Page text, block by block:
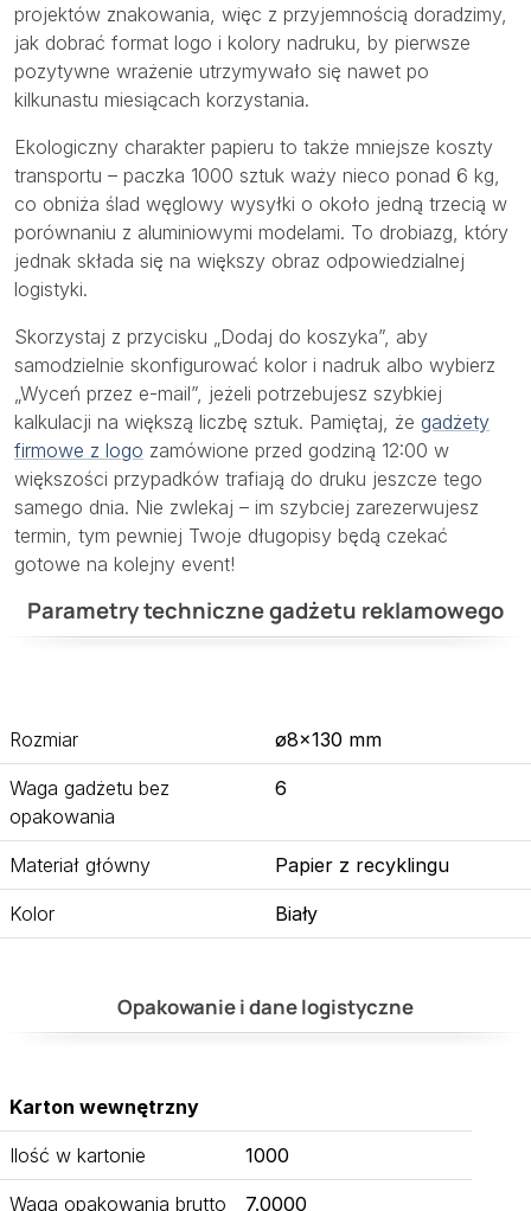
projektów znakowania, więc z przyjemnością doradzimy,
jak dobrać format logo i kolory nadruku, by pierwsze
pozytywne wrażenie utrzymywało się nawet po
kilkunastu miesiącach korzystania.
Ekologiczny charakter papieru to także mniejsze koszty
transportu – paczka 1000 sztuk waży nieco ponad 6 kg,
co obniża ślad węglowy wysyłki o około jedną trzecią w
porównaniu z aluminiowymi modelami. To drobiazg, który
jednak składa się na większy obraz odpowiedzialnej
logistyki.
Skorzystaj z przycisku „Dodaj do koszyka”, aby
samodzielnie skonfigurować kolor i nadruk albo wybierz
„Wyceń przez e-mail”, jeżeli potrzebujesz szybkiej
kalkulacji na większą liczbę sztuk. Pamiętaj, że gadżety
firmowe z logo zamówione przed godziną 12:00 w
większości przypadków trafiają do druku jeszcze tego
samego dnia. Nie zwlekaj – im szybciej zarezerwujesz
termin, tym pewniej Twoje długopisy będą czekać
gotowe na kolejny event!
Parametry techniczne gadżetu reklamowego
Rozmiar ø8×130 mm
Waga gadżetu bez
opakowania
6
Materiał główny Papier z recyklingu
Kolor Biały
Opakowanie i dane logistyczne
Karton wewnętrzny
Ilość w kartonie 1000
Waga opakowania brutto 7.0000